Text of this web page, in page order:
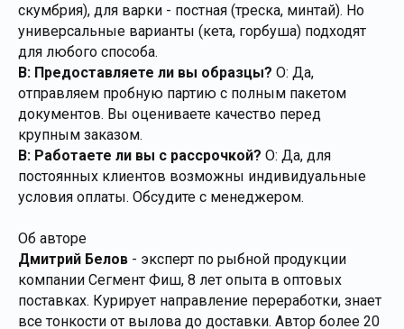
скумбрия), для варки - постная (треска, минтай). Но
универсальные варианты (кета, горбуша) подходят
для любого способа.
В: Предоставляете ли вы образцы? О: Да,
отправляем пробную партию с полным пакетом
документов. Вы оцениваете качество перед
крупным заказом.
В: Работаете ли вы с рассрочкой? О: Да, для
постоянных клиентов возможны индивидуальные
условия оплаты. Обсудите с менеджером.
Об авторе
Дмитрий Белов - эксперт по рыбной продукции
компании Сегмент Фиш, 8 лет опыта в оптовых
поставках. Курирует направление переработки, знает
все тонкости от вылова до доставки. Автор более 20